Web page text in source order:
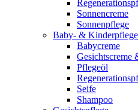
Sonnencreme
Sonnenpflege
Baby- & Kinderpflege
Babycreme
Gesichtscreme
Pflegeöl
Seife
Shampoo